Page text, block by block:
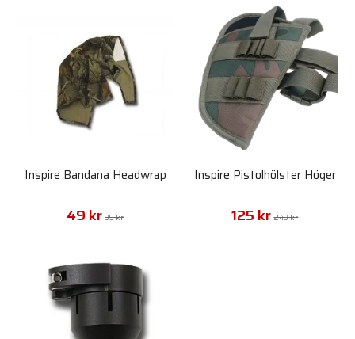
Inspire Bandana Headwrap
49 kr 99 kr
Inspire Pistolhölster Höger
125 kr 249 kr